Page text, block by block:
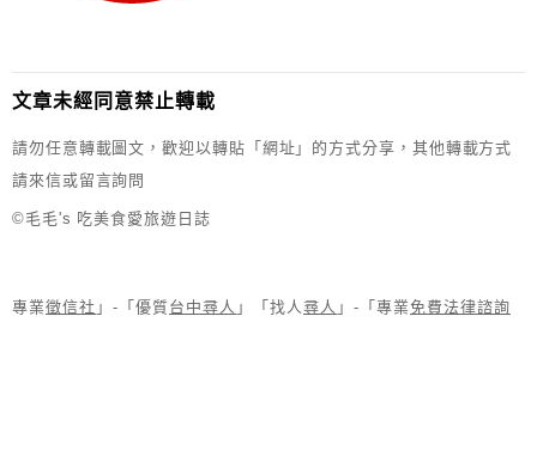
文章未經同意禁止轉載
請勿任意轉載圖文，歡迎以轉貼「網址」的方式分享，其他轉載方式
請來信或留言詢問
©毛毛's 吃美食愛旅遊日誌
專業徵信社 」-「優質台中尋人 」「找人 尋人 」-「專業免費法律諮詢